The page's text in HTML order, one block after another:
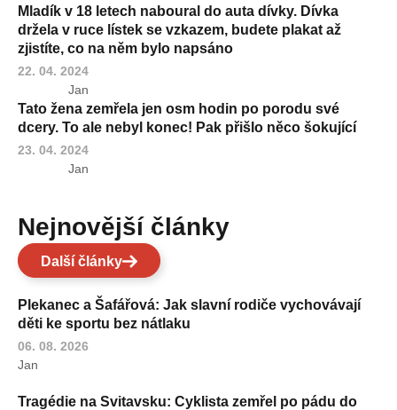
Mladík v 18 letech naboural do auta dívky. Dívka
držela v ruce lístek se vzkazem, budete plakat až
zjistíte, co na něm bylo napsáno
22. 04. 2024
Jan
Tato žena zemřela jen osm hodin po porodu své
dcery. To ale nebyl konec! Pak přišlo něco šokující
23. 04. 2024
Jan
Nejnovější články
Další články
Plekanec a Šafářová: Jak slavní rodiče vychovávají
děti ke sportu bez nátlaku
06. 08. 2026
Jan
Tragédie na Svitavsku: Cyklista zemřel po pádu do